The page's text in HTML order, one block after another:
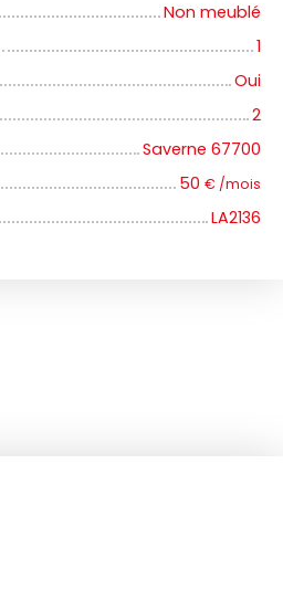
Non meublé
1
Oui
2
Saverne 67700
50 € /mois
LA2136